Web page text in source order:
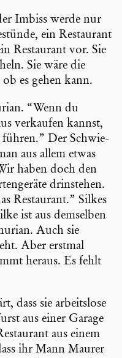
Imbiss werde nur
ein Restau­rant
Restau­rant vor. Sie
Sie wäre die
es gehen kann.
“Wenn du
verkaufen kannst,
führen.” Der Schwie­
aus allem etwas
haben doch den
drinstehen.
Restau­rant.” Silkes
ist aus demselben
Auch sie
Aber erstmal
heraus. Es fehlt
dass sie arbeits­lose
aus einer Garage
aus einem
ihr Mann Maurer